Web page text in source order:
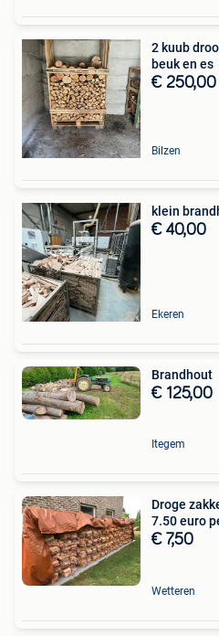
2 kuub
beuk en es
€ 250,00
Bilzen
klein
€ 40,00
Ekeren
Brandhout
€ 125,00
Itegem
Droge
7.50 euro
€ 7,50
Wetteren